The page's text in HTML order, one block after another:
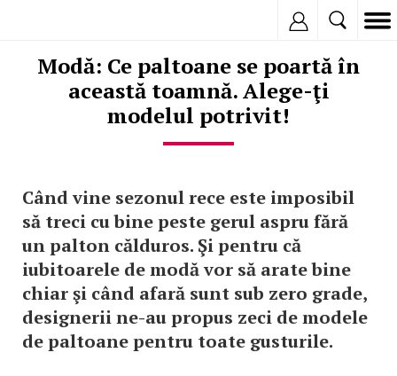
Modă: Ce paltoane se poartă în
această toamnă. Alege-ţi
modelul potrivit!
Când vine sezonul rece este imposibil
să treci cu bine peste gerul aspru fără
un palton călduros. Şi pentru că
iubitoarele de modă vor să arate bine
chiar şi când afară sunt sub zero grade,
designerii ne-au propus zeci de modele
de paltoane pentru toate gusturile.